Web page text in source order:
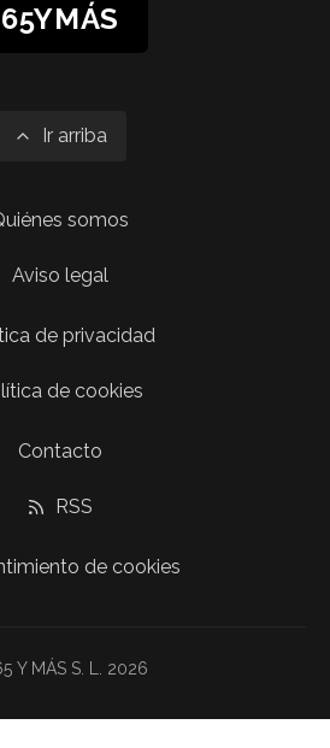
65YMÁS
Ir arriba
somos
Aviso legal
de privacidad
de cookies
Contacto
RSS
de cookies
Y MÁS S. L. 2026